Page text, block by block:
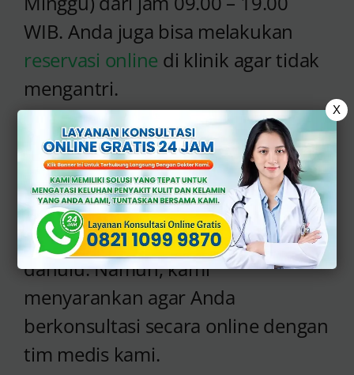
WIB. Anda juga bisa melakukan
reservasi online di klinik agar tidak
mengantri.
Apakah bisa langsung datang
tanpa reservasi online?
Ya, Anda bisa langsung datang
tanpa reservasi online terlebih
dahulu. Namun, kami
menyarankan agar Anda
berkonsultasi secara online dengan
tim medis kami.
X